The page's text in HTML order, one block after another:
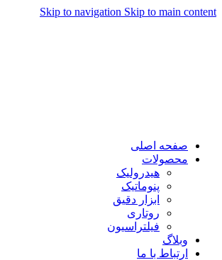
Skip to navigation Skip to main content
صفحه اصلی
محصولات
هیدرولیک
پنوماتیک
ابزار دقیق
روتاری
فیلتراسیون
وبلاگ
ارتباط با ما